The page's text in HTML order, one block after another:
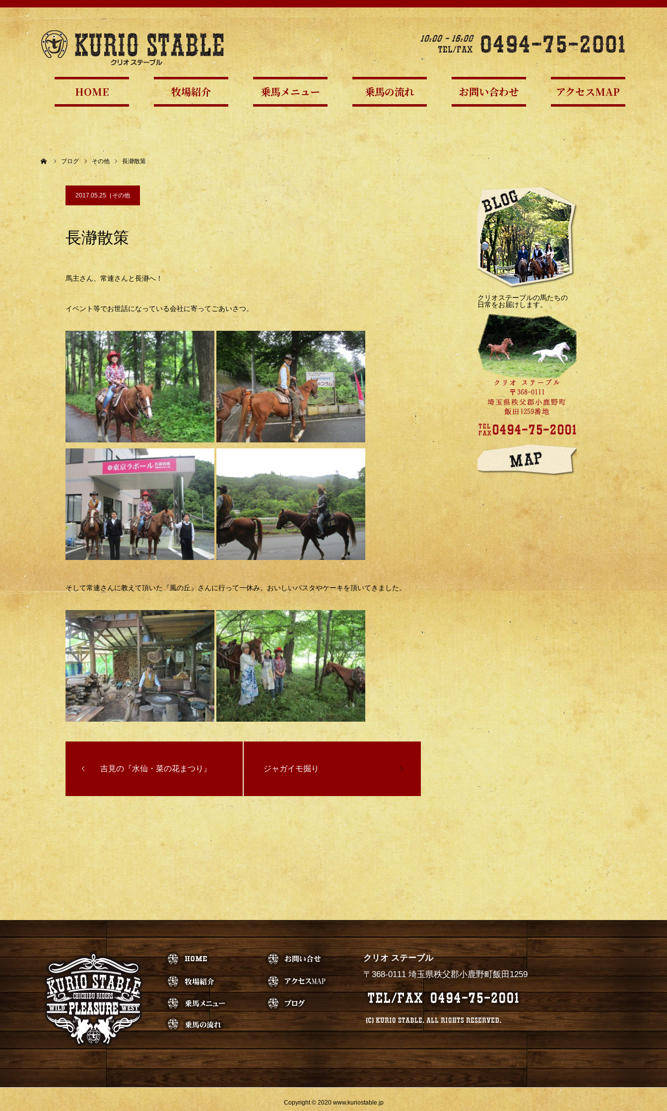
HOME 牧場紹介 乗馬メニュー 乗馬の流れ お問い合わせ アクセスMAP
ブログ その他 長瀞散策
2017.05.25 その他
長瀞散策
馬主さん、常連さんと長瀞へ！
イベント等でお世話になっている会社に寄ってごあいさつ。
そして常連さんに教えて頂いた『風の丘』さんに行って一休み。おいしいパスタやケーキを頂いてきました。
吉見の『水仙・菜の花まつり』 ジャガイモ掘り
クリオステーブルの馬たちの
日常をお届けします。
クリオ ステーブル
〒368-0111 埼玉県秩父郡小鹿野町飯田1259
Copyright © 2020 www.kuriostable.jp